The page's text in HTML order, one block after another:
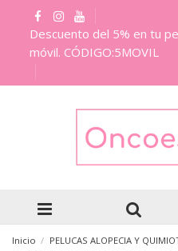
Descuento del 5% en tu
móvil. CÓDIGO:5MOVIL
Inicio PELUCAS ALOPECIA Y